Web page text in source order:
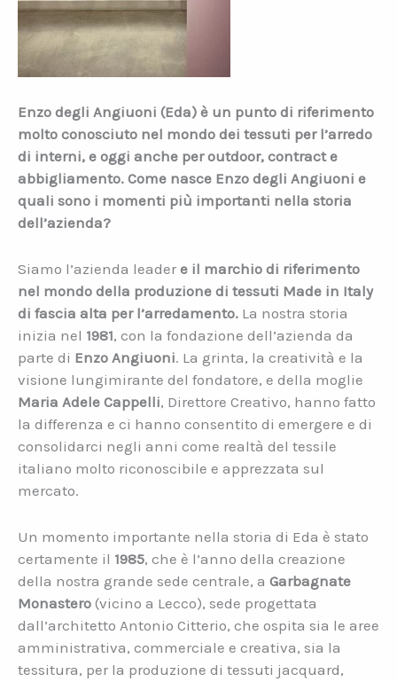
Enzo degli Angiuoni (Eda) è un punto di riferimento
molto conosciuto nel mondo dei tessuti per l’arredo
di interni, e oggi anche per outdoor, contract e
abbigliamento. Come nasce Enzo degli Angiuoni e
quali sono i momenti più importanti nella storia
dell’azienda?
Siamo l’azienda leader e il marchio di riferimento
nel mondo della produzione di tessuti Made in Italy
di fascia alta per l’arredamento. La nostra storia
inizia nel 1981, con la fondazione dell’azienda da
parte di Enzo Angiuoni. La grinta, la creatività e la
visione lungimirante del fondatore, e della moglie
Maria Adele Cappelli, Direttore Creativo, hanno fatto
la differenza e ci hanno consentito di emergere e di
consolidarci negli anni come realtà del tessile
italiano molto riconoscibile e apprezzata sul
mercato.
Un momento importante nella storia di Eda è stato
certamente il 1985, che è l’anno della creazione
della nostra grande sede centrale, a Garbagnate
Monastero (vicino a Lecco), sede progettata
dall’architetto Antonio Citterio, che ospita sia le aree
amministrativa, commerciale e creativa, sia la
tessitura, per la produzione di tessuti jacquard,